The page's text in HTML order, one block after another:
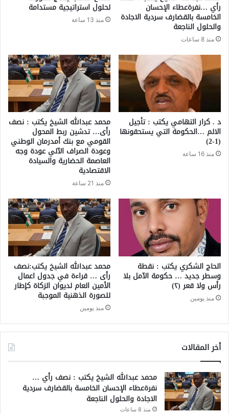
رأي …نفرةعطاء الإحسان
الخامسة بالقضارف سردية الاجادة
والحلول الناجعة
منذ 8 ساعات
لحلول استراتيجية مستدامة
منذ 13 ساعة
د . كرار التهامي يكتب : تأجيل
الالم …الحكومة التي يستحقونها
(1-2)
منذ 16 ساعة
محمد عبدالله الشيخ يكتب : نصف
رأى… تدشين ربط المحول
القومي مع بنك أمدرمان الوطني
وعودة الصراف الآلي عودة وجه
العاصمة الحضارية والسيادة
الاقتصادية
منذ 21 ساعة
الحاج الشكري يكتب : نقطة
وسطر جديد … حكومة الآمل بلا
رأس ولا قعر (٢)
منذ يومين
محمد عبدالله الشيخ يكتب:نصف
رأى … قراءة في جدول اعمال
الأمين العام لديوان الزكاة كإطار
للصورة الذهنية الموجبة
منذ يومين
أخر المقالات
محمد عبدالله الشيخ يكتب : نصف رأي …
نفرةعطاء الإحسان الخامسة بالقضارف سردية
الاجادة والحلول الناجعة
منذ 8 ساعات